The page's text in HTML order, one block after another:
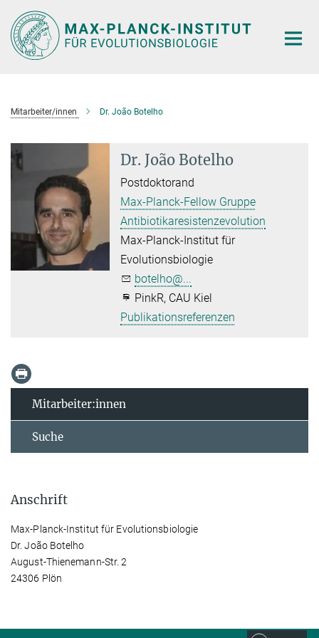
Hauptinhalt
Mitarbeiter/innen Dr. João Botelho
Dr. João Botelho
Postdoktorand
Max-Planck-Fellow Gruppe
Antibiotikaresistenzevolution
Max-Planck-Institut für
Evolutionsbiologie
botelho@...
PinkR, CAU Kiel
Publikationsreferenzen
Mitarbeiter:innen
Suche
Anschrift
Max-Planck-Institut für Evolutionsbiologie
Dr. João Botelho
August-Thienemann-Str. 2
24306 Plön